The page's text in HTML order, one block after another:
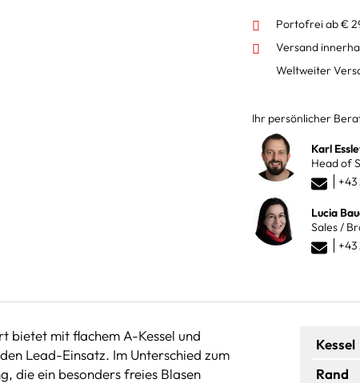
Portofrei ab €
Versand
Weltweiter
Ihr persönlicher
Karl
Head of
Lucia
Sales /
+43
bietet mit flachem A-Kessel und
Lead-Einsatz. Im Unterschied zum
die ein besonders freies Blasen
Kessel
Rand